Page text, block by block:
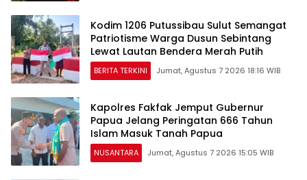
Kodim 1206 Putussibau Sulut Semangat
Patriotisme Warga Dusun Sebintang
Lewat Lautan Bendera Merah Putih
BERITA TERKINI Jumat, Agustus 7 2026 18:16 WIB
Kapolres Fakfak Jemput Gubernur
Papua Jelang Peringatan 666 Tahun
Islam Masuk Tanah Papua
NUSANTARA Jumat, Agustus 7 2026 15:05 WIB